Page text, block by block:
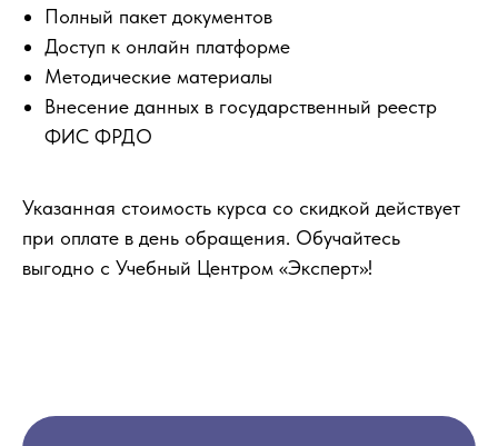
Полный пакет документов
Доступ к онлайн платформе
Методические материалы
Внесение данных в государственный реестр
ФИС ФРДО
Указанная стоимость курса со скидкой действует
при оплате в день обращения. Обучайтесь
выгодно с Учебный Центром «Эксперт»!